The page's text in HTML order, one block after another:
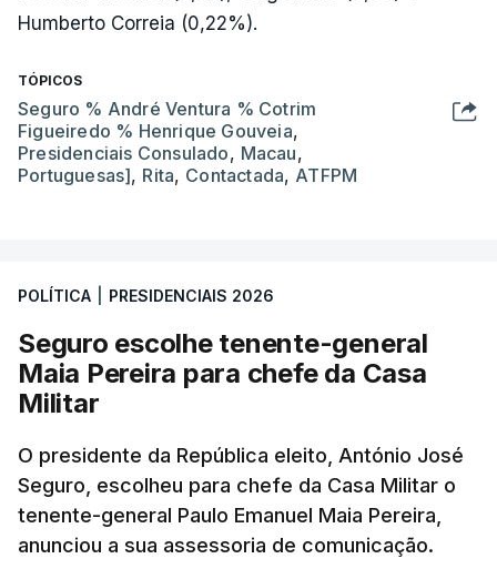
Humberto Correia (0,22%).
TÓPICOS
Seguro % André Ventura % Cotrim
Figueiredo % Henrique Gouveia,
Presidenciais Consulado, Macau,
Portuguesas], Rita, Contactada, ATFPM
POLÍTICA PRESIDENCIAIS 2026
Seguro escolhe tenente-general
Maia Pereira para chefe da Casa
Militar
O presidente da República eleito, António José
Seguro, escolheu para chefe da Casa Militar o
tenente-general Paulo Emanuel Maia Pereira,
anunciou a sua assessoria de comunicação.